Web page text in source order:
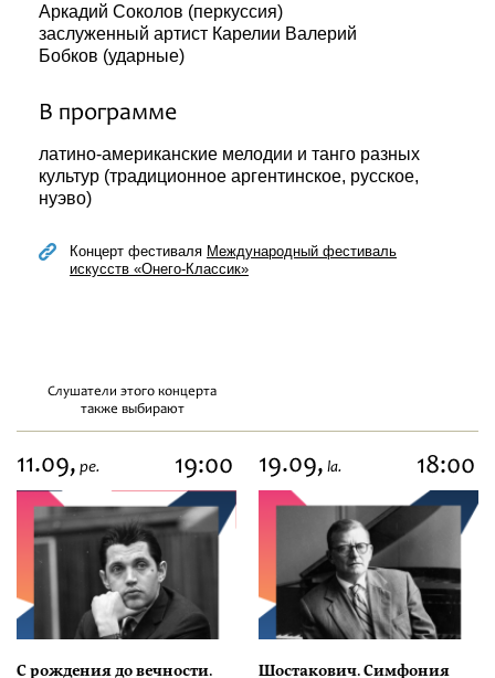
Аркадий Соколов (перкуссия)
заслуженный артист Карелии Валерий
Бобков (ударные)
В программе
латино-американские мелодии и танго разных
культур (традиционное аргентинское, русское,
нуэво)
Концерт фестиваля Международный фестиваль
искусств «Онего-Классик»
Слушатели этого концерта
также выбирают
11.09, pe. 19:00
С рождения до вечности.
19.09, la. 18:00
Шостакович. Симфония